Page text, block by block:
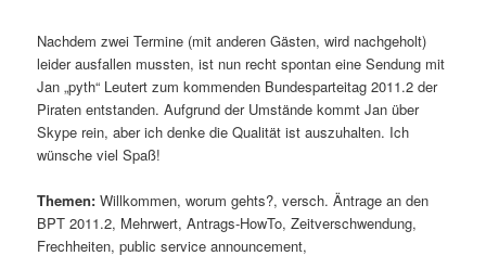
Nachdem zwei Termine (mit anderen Gästen, wird nachgeholt)
leider ausfallen mussten, ist nun recht spontan eine Sendung mit
Jan „pyth“ Leutert zum kommenden Bundesparteitag 2011.2 der
Piraten entstanden. Aufgrund der Umstände kommt Jan über
Skype rein, aber ich denke die Qualität ist auszuhalten. Ich
wünsche viel Spaß!
Themen: Willkommen, worum gehts?, versch. Äntrage an den
BPT 2011.2, Mehrwert, Antrags-HowTo, Zeitverschwendung,
Frechheiten, public service announcement,